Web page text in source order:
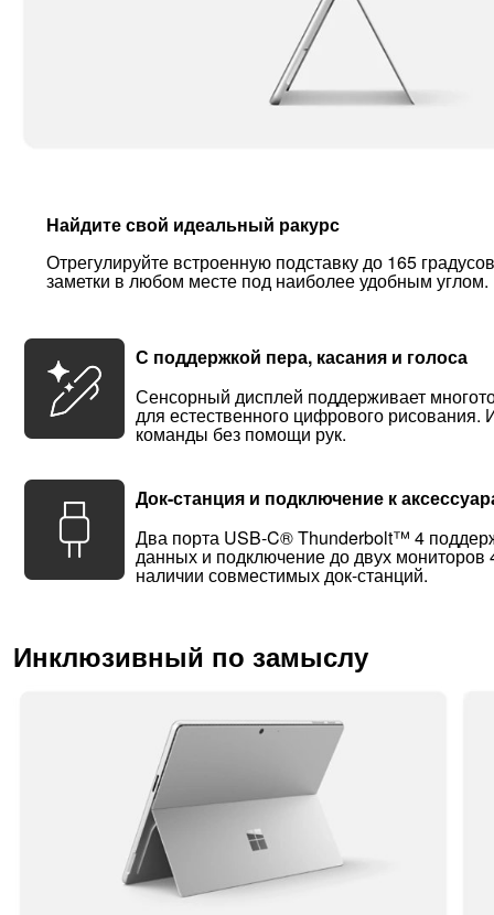
Найдите свой идеальный ракурс
Отрегулируйте встроенную подставку до 165
заметки в любом месте под наиболее удобным углом.
С поддержкой пера, касания и голоса
Сенсорный дисплей поддерживает
для естественного цифрового рисования.
команды без помощи рук.
Док-станция и подключение к
Два порта USB-C® Thunderbolt™ 4
данных и подключение до двух мониторов
наличии совместимых док-станций.
Инклюзивный по замыслу